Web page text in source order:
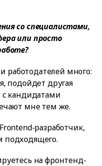
со специалистами,
или просто
работодателей много:
подойдет другая
кандидатами
мне тем же.
разработчик,
на фронтенд-